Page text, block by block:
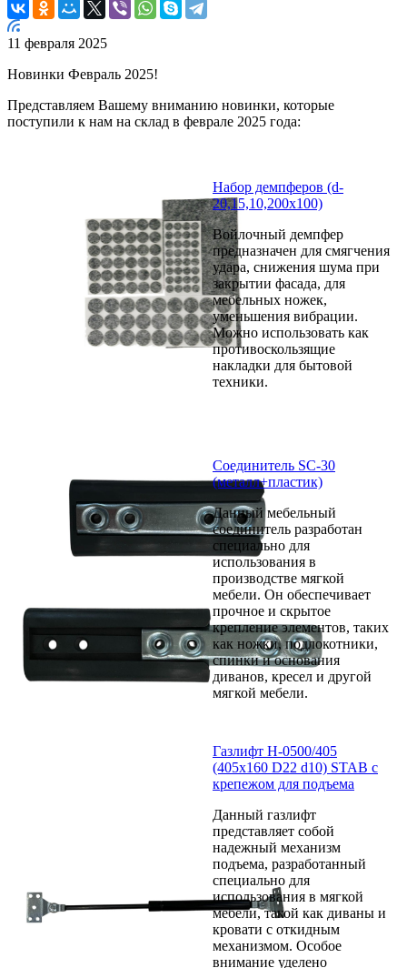
11 февраля 2025
Новинки Февраль 2025!
Представляем Вашему вниманию новинки, которые
поступили к нам на склад в феврале 2025 года:
Набор демпферов (d-
20,15,10,200х100)
Войлочный демпфер
предназначен для смягчения
удара, снижения шума при
закрытии фасада, для
мебельных ножек,
уменьшения вибрации.
Можно использовать как
противоскользящие
накладки для бытовой
техники.
Соединитель SC-30
(металл+пластик)
Данный мебельный
соединитель разработан
специально для
использования в
производстве мягкой
мебели. Он обеспечивает
прочное и скрытое
крепление элементов, таких
как ножки, подлокотники,
спинки и основания
диванов, кресел и другой
мягкой мебели.
Газлифт Н-0500/405
(405х160 D22 d10) STAB с
крепежом для подъема
Данный газлифт
представляет собой
надежный механизм
подъема, разработанный
специально для
использования в мягкой
мебели, такой как диваны и
кровати с откидным
механизмом. Особое
внимание уделено